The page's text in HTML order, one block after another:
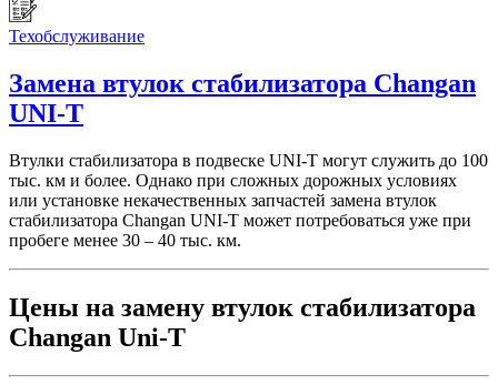
Техобслуживание
Замена втулок стабилизатора Changan
UNI-T
Втулки стабилизатора в подвеске UNI-T могут служить до 100
тыс. км и более. Однако при сложных дорожных условиях
или установке некачественных запчастей замена втулок
стабилизатора Changan UNI-T может потребоваться уже при
пробеге менее 30 – 40 тыс. км.
Цены на замену втулок стабилизатора
Changan Uni-T